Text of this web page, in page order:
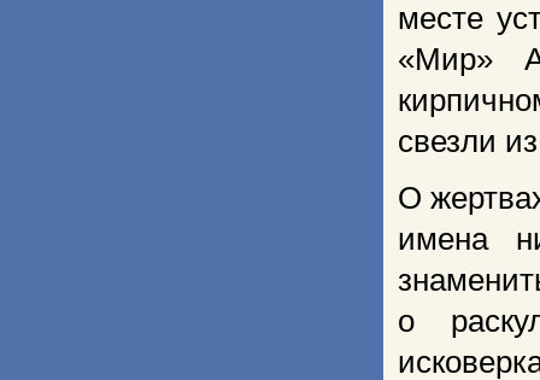
месте
«Мир»
свезли
О
имена
о